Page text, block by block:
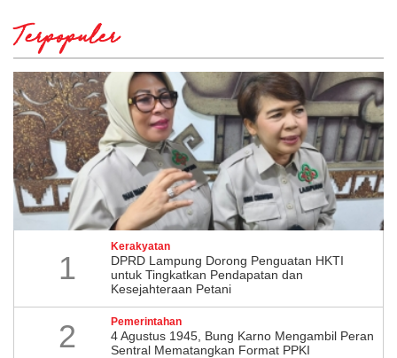
Terpopuler
1
Kerakyatan
DPRD Lampung Dorong Penguatan HKTI
untuk Tingkatkan Pendapatan dan
Kesejahteraan Petani
2 Pemerintahan
4 Agustus 1945, Bung Karno Mengambil Peran
Sentral Mematangkan Format PPKI